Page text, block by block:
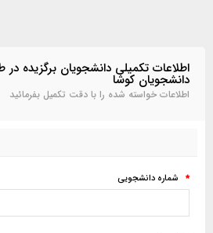
اطلاعات تکمیلی دانشجویان برگزیده
دانشجویان کوشا
اطلاعات خواسته شده را با دقت تکمیل بفرمائید
* شماره دانشجویی